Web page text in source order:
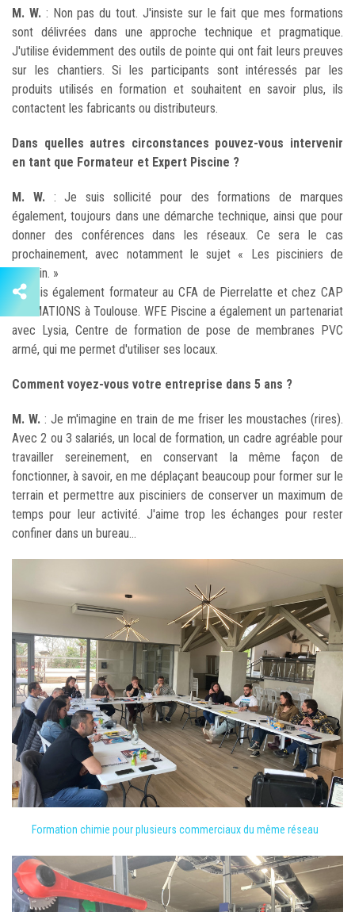
M. W.: Non pas du tout. J'insiste sur le fait que mes formations
sont délivrées dans une approche technique et pragmatique.
J'utilise évidemment des outils de pointe qui ont fait leurs preuves
sur les chantiers. Si les participants sont intéressés par les
produits utilisés en formation et souhaitent en savoir plus, ils
contactent les fabricants ou distributeurs.
Dans quelles autres circonstances pouvez-vous intervenir
en tant que Formateur et Expert Piscine ?
M. W.: Je suis sollicité pour des formations de marques
également, toujours dans une démarche technique, ainsi que pour
donner des conférences dans les réseaux. Ce sera le cas
prochainement, avec notamment le sujet « Les pisciniers de
demain. »
Je suis également formateur au CFA de Pierrelatte et chez CAP
FORMATIONS à Toulouse. WFE Piscine a également un partenariat
avec Lysia, Centre de formation de pose de membranes PVC
armé, qui me permet d'utiliser ses locaux.
Comment voyez-vous votre entreprise dans 5 ans ?
M. W. : Je m'imagine en train de me friser les moustaches (rires).
Avec 2 ou 3 salariés, un local de formation, un cadre agréable pour
travailler sereinement, en conservant la même façon de
fonctionner, à savoir, en me déplaçant beaucoup pour former sur le
terrain et permettre aux pisciniers de conserver un maximum de
temps pour leur activité. J'aime trop les échanges pour rester
confiner dans un bureau...
Formation chimie pour plusieurs commerciaux du même réseau